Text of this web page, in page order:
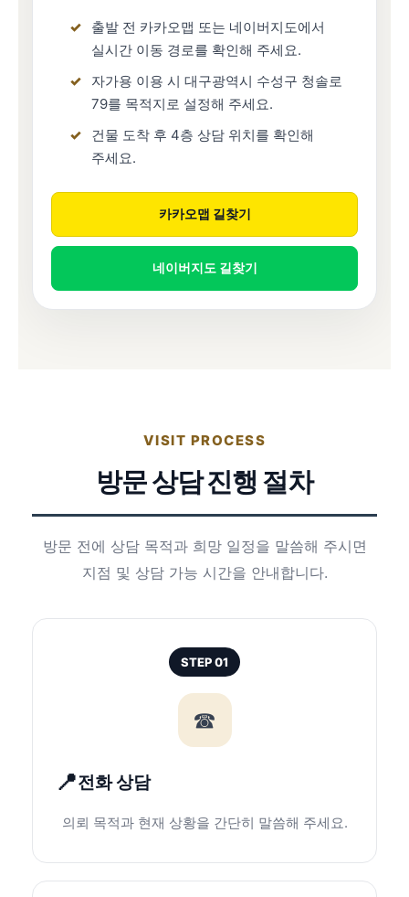
출발 전 카카오맵 또는 네이버지도에서
실시간 이동 경로를 확인해 주세요.
자가용 이용 시 대구광역시 수성구 청솔로
79를 목적지로 설정해 주세요.
건물 도착 후 4층 상담 위치를 확인해
주세요.
카카오맵 길찾기
네이버지도 길찾기
VISIT PROCESS
방문 상담 진행 절차
방문 전에 상담 목적과 희망 일정을 말씀해 주시면
지점 및 상담 가능 시간을 안내합니다.
STEP 01
☎
전화 상담
의뢰 목적과 현재 상황을 간단히 말씀해 주세요.